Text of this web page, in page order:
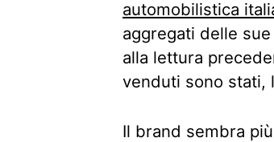
automobilistica
aggregati delle
alla lettura
venduti sono stati,
Il brand sembra